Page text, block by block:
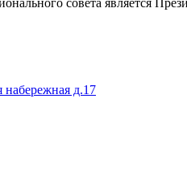
совета является
набережная д.17